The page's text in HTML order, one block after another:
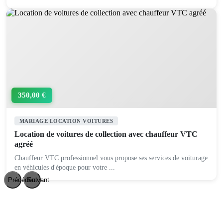
350,00 €
MARIAGE LOCATION VOITURES
Location de voitures de collection avec chauffeur VTC
agréé
Chauffeur VTC professionnel vous propose ses services de voiturage
en véhicules d'époque pour votre ...
PrécédentSuivant